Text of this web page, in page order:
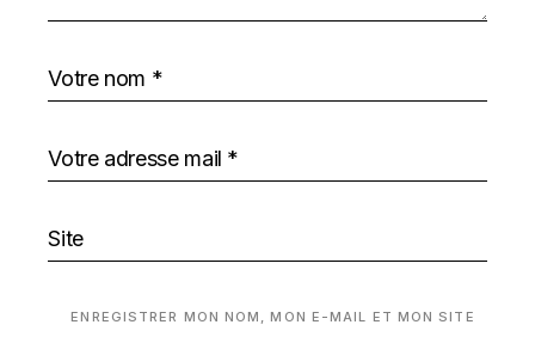
ENREGISTRER MON NOM, MON E-MAIL ET MON SITE